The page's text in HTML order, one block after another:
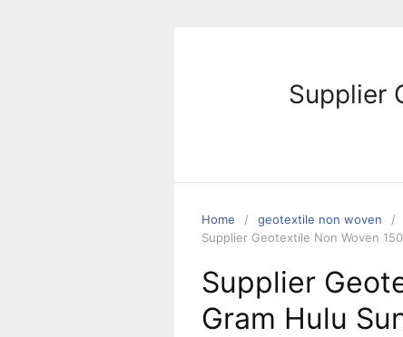
Supplier
Home
geotextile non woven
Supplier Geotextile Non Woven
Supplier
Gram Hulu